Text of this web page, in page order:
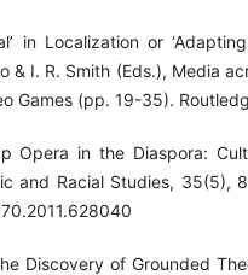
in Localization or
& I. R. Smith (Eds.), Media
Games (pp. 19-35).
Opera in the Diaspora:
and Racial Studies, 35(5),
Discovery of Grounded